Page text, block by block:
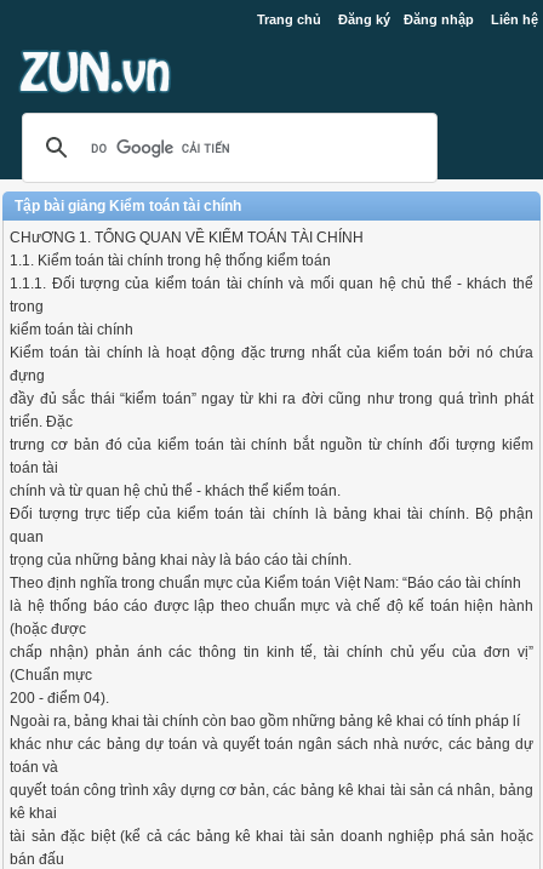
Trang chủ Đăng ký Đăng nhập Liên hệ
Tập bài giảng Kiểm toán tài chính
CHưƠNG 1. TỔNG QUAN VỀ KIỂM TOÁN TÀI CHÍNH
1.1. Kiểm toán tài chính trong hệ thống kiểm toán
1.1.1. Đối tượng của kiểm toán tài chính và mối quan hệ chủ thể - khách thể
trong
kiểm toán tài chính
Kiểm toán tài chính là hoạt động đặc trưng nhất của kiểm toán bởi nó chứa
đựng
đầy đủ sắc thái “kiểm toán” ngay từ khi ra đời cũng như trong quá trình phát
triển. Đặc
trưng cơ bản đó của kiểm toán tài chính bắt nguồn từ chính đối tượng kiểm
toán tài
chính và từ quan hệ chủ thể - khách thể kiểm toán.
Đối tượng trực tiếp của kiểm toán tài chính là bảng khai tài chính. Bộ phận
quan
trọng của những bảng khai này là báo cáo tài chính.
Theo định nghĩa trong chuẩn mực của Kiểm toán Việt Nam: “Báo cáo tài chính
là hệ thống báo cáo được lập theo chuẩn mực và chế độ kế toán hiện hành
(hoặc được
chấp nhận) phản ánh các thông tin kinh tế, tài chính chủ yếu của đơn vị”
(Chuẩn mực
200 - điểm 04).
Ngoài ra, bảng khai tài chính còn bao gồm những bảng kê khai có tính pháp lí
khác như các bảng dự toán và quyết toán ngân sách nhà nước, các bảng dự
toán và
quyết toán công trình xây dựng cơ bản, các bảng kê khai tài sản cá nhân, bảng
kê khai
tài sản đặc biệt (kể cả các bảng kê khai tài sản doanh nghiệp phá sản hoặc
bán đấu